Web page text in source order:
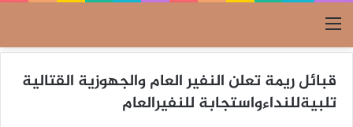
القائمة
قبائل ريمة تعلن النفير العام والجهوزية القتالية
تلبيةللنداءواستجابة للنفيرالعام